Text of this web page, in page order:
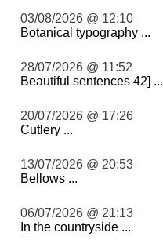
03/08/2026 @ 12:10
Botanical typography ...
28/07/2026 @ 11:52
Beautiful sentences 42] ...
20/07/2026 @ 17:26
Cutlery ...
13/07/2026 @ 20:53
Bellows ...
06/07/2026 @ 21:13
In the countryside ...